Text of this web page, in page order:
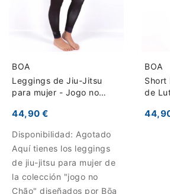
BOA
Leggings de Jiu-Jitsu
para mujer - Jogo no
44,90 €
Disponibilidad: Agotado
Aquí tienes los leggings
de jiu-jitsu para mujer de
la colección "jogo no
Chão" diseñados por Bōa
BOA
Short
de